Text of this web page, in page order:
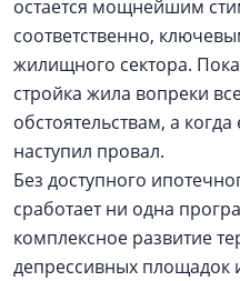
остается мощнейшим
соответственно,
жилищного сектора.
стройка жила вопреки
обстоятельствам, а
наступил провал.
Без доступного
сработает ни одна
комплексное развитие
депрессивных площадок